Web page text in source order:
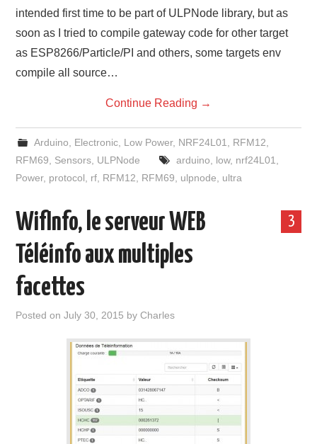
intended first time to be part of ULPNode library, but as
soon as I tried to compile gateway code for other target
as ESP8266/Particle/PI and others, some targets env
compile all source…
Continue Reading →
Arduino Electronic, Low Power, NRF24L01 RFM12
RFM69
Sensors ULPNode arduino low, nrf24L01
Power, protocol rf RFM12 RFM69 ulpnode ultra
3
WifInfo, le serveur WEB
Téléinfo aux multiples
facettes
Posted onJuly 30, 2015 byCharles